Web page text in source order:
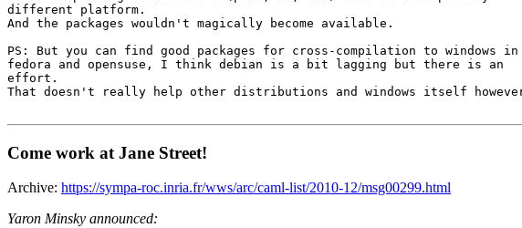
different platform.
And the packages wouldn't magically become available.
PS: But you can find good packages for cross-compilation to windows in
fedora and opensuse, I think debian is a bit lagging but there is an
effort.
That doesn't really help other distributions and windows itself
Come work at Jane Street!
Archive: https://sympa-roc.inria.fr/wws/arc/caml-list/2010-12/msg00299.html
Yaron Minsky announced: